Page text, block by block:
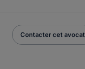
Contacter cet avocat